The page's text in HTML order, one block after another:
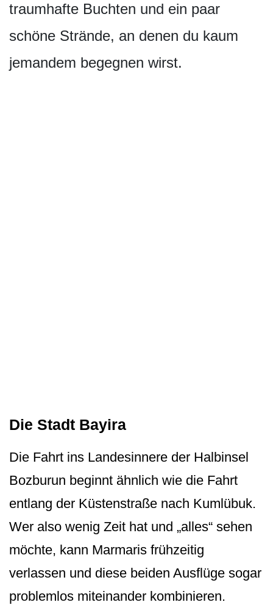
traumhafte Buchten und ein paar
schöne Strände, an denen du kaum
jemandem begegnen wirst.
Die Stadt Bayira
Die Fahrt ins Landesinnere der Halbinsel
Bozburun beginnt ähnlich wie die Fahrt
entlang der Küstenstraße nach Kumlübuk.
Wer also wenig Zeit hat und „alles“ sehen
möchte, kann Marmaris frühzeitig
verlassen und diese beiden Ausflüge sogar
problemlos miteinander kombinieren.